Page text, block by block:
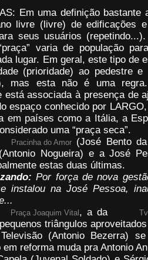
Em uma definição bastante
livre (livre) de edificações
seus usuários
varia de população
lugar. Em geral, este tipo de
(prioridade) ao pedestre
mas esta não é uma
está associada à presença de
espaço conhecido por
em países como a Itália, a
uma “praça seca”.
Pracinha do Amor(José Bento
Nogueira) e a José
estas duas últimas.
Por força de nova
instalou na José Pessoa,
Praça Joaquim Vital, a da
triângulos
(Antonio Bezerra)
em reforma muda pra Antonio